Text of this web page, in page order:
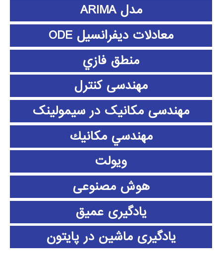
مدل ARIMA
معادلات دیفرانسیل ODE
منطق فازي
مهندسی کنترل
مهندسی مکانیک در سیمولینک
مهندسي مكانيك
ویولت
هوش مصنوعی
یادگیری عمیق
یادگیری ماشین در پایتون